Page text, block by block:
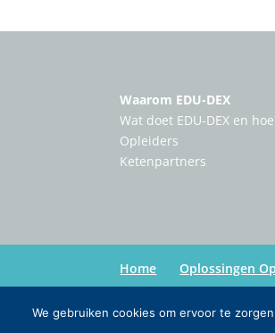
Waarom EDU-DEX
Wat doet EDU-DEX en
Opleiders
Ketenpartners
Home Oplossingen
Copyright:Edu-Dex|
We gebruiken cookies om ervoor te